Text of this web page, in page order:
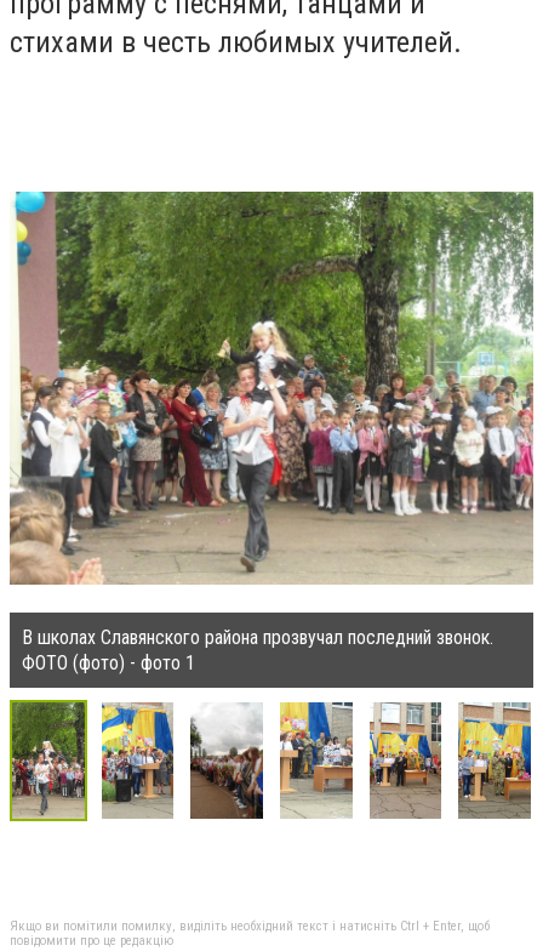
стихами в честь любимых учителей.
В школах Славянского района прозвучал последний звонок.
ФОТО (фото) - фото 1
Якщо ви помітили помилку, виділіть необхідний текст і натисніть Ctrl + Enter, щоб
повідомити про це редакцію